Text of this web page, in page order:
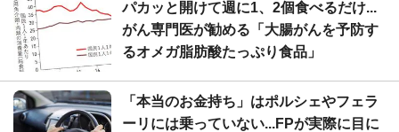
パカッと開けて週に1、2個食べるだけ...
がん専門医が勧める「大腸がんを予防す
るオメガ脂肪酸たっぷり食品」
「本当のお金持ち」はポルシェやフェラ
ーリには乗っていない...FPが実際に目に